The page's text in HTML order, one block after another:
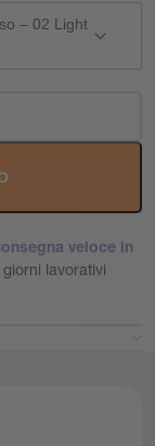
– 02 Light
veloce in
giorni lavorativi